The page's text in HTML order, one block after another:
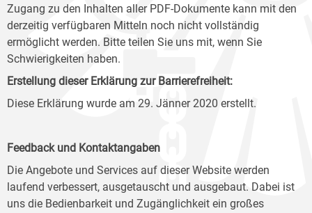
Zugang zu den Inhalten aller PDF-Dokumente kann mit den
derzeitig verfügbaren Mitteln noch nicht vollständig
ermöglicht werden. Bitte teilen Sie uns mit, wenn Sie
Schwierigkeiten haben.
Erstellung dieser Erklärung zur Barrierefreiheit:
Diese Erklärung wurde am 29. Jänner 2020 erstellt.
Feedback und Kontaktangaben
Die Angebote und Services auf dieser Website werden
laufend verbessert, ausgetauscht und ausgebaut. Dabei ist
uns die Bedienbarkeit und Zugänglichkeit ein großes